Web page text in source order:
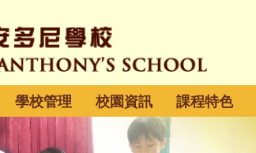
學校管理 校園資訊 課程特色